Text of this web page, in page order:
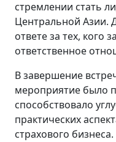
стремлении стать
Центральной
ответе за тех, кого
ответственное
В завершение
мероприятие было
способствовало
практических
страхового бизнеса.